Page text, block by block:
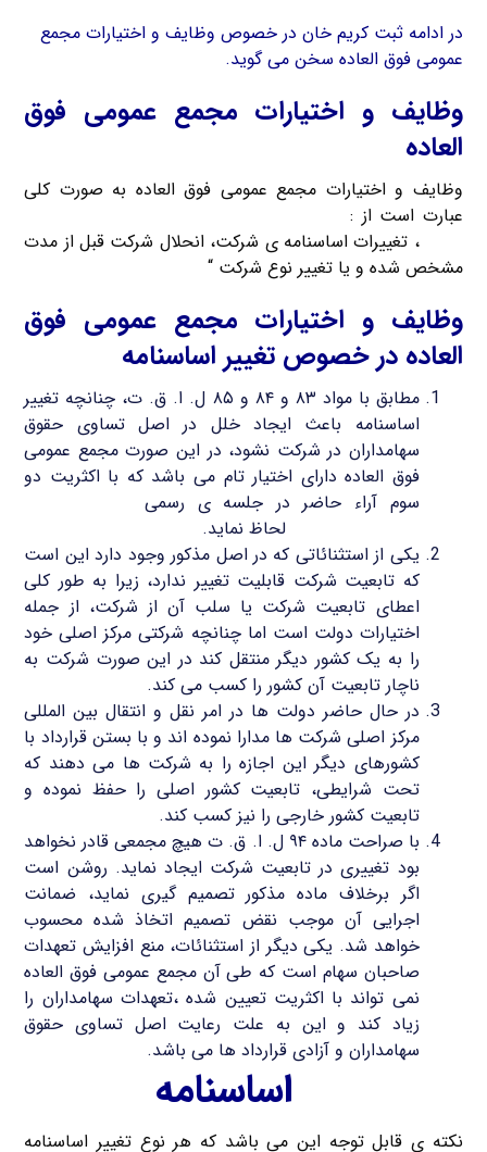
در ادامه ثبت کریم خان در خصوص وظایف و اختیارات مجمع
عمومی فوق العاده سخن می گوید.
وظایف و اختیارات مجمع عمومی فوق
العاده
وظایف و اختیارات مجمع عمومی فوق العاده به صورت کلی
عبارت است از :
شرکت، تغییرات اساسنامه ی شرکت، انحلال شرکت قبل از مدت
مشخص شده و یا تغییر نوع شرکت “
وظایف و اختیارات مجمع عمومی فوق
العاده در خصوص تغییر اساسنامه
مطابق با مواد ۸۳ و ۸۴ و ۸۵ ل. ا. ق. ت، چنانچه تغییر
اساسنامه باعث ایجاد خلل در اصل تساوی حقوق
سهامداران در شرکت نشود، در این صورت مجمع عمومی
فوق العاده دارای اختیار تام می باشد که با اکثریت دو
سوم آراء حاضر در جلسه ی رسمیتغییراتی را در
لحاظ نماید.
یکی از استثنائاتی که در اصل مذکور وجود دارد این است
که تابعیت شرکت قابلیت تغییر ندارد، زیرا به طور کلی
اعطای تابعیت شرکت یا سلب آن از شرکت، از جمله
اختیارات دولت است اما چنانچه شرکتی مرکز اصلی خود
را به یک کشور دیگر منتقل کند در این صورت شرکت به
ناچار تابعیت آن کشور را کسب می کند.
در حال حاضر دولت ها در امر نقل و انتقال بین المللی
مرکز اصلی شرکت ها مدارا نموده اند و با بستن قرارداد با
کشورهای دیگر این اجازه را به شرکت ها می دهند که
تحت شرایطی، تابعیت کشور اصلی را حفظ نموده و
تابعیت کشور خارجی را نیز کسب کند.
با صراحت ماده ۹۴ ل. ا. ق. ت هیچ مجمعی قادر نخواهد
بود تغییری در تابعیت شرکت ایجاد نماید. روشن است
اگر برخلاف ماده مذکور تصمیم گیری نماید، ضمانت
اجرایی آن موجب نقض تصمیم اتخاذ شده محسوب
خواهد شد. یکی دیگر از استثنائات، منع افزایش تعهدات
صاحبان سهام است که طی آن مجمع عمومی فوق العاده
نمی تواند با اکثریت تعیین شده ،تعهدات سهامداران را
زیاد کند و این به علت رعایت اصل تساوی حقوق
سهامداران و آزادی قرارداد ها می باشد.
اساسنامه
نکته ی قابل توجه این می باشد که هر نوع تغییر اساسنامه